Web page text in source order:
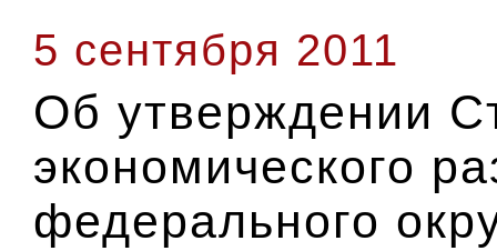
5 сентября 2011
Об утверждении
экономического
федерального